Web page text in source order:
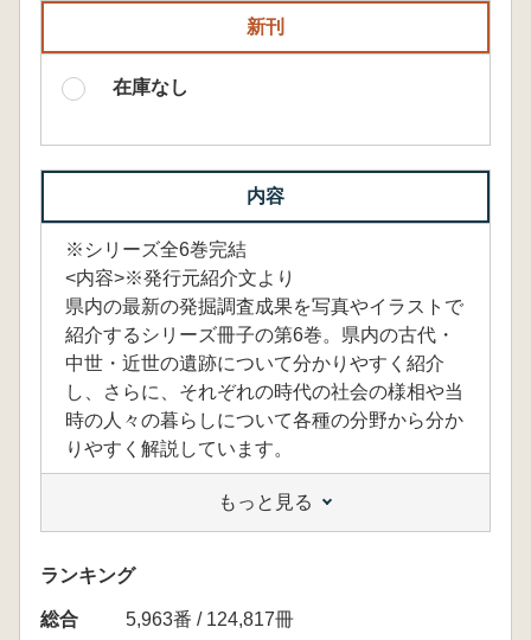
新刊
在庫なし
内容
※シリーズ全6巻完結
<内容>※発行元紹介文より
県内の最新の発掘調査成果を写真やイラストで
紹介するシリーズ冊子の第6巻。県内の古代・
中世・近世の遺跡について分かりやすく紹介
し、さらに、それぞれの時代の社会の様相や当
時の人々の暮らしについて各種の分野から分か
りやすく解説しています。
もっと見る
ランキング
総合
5,963番 / 124,817冊